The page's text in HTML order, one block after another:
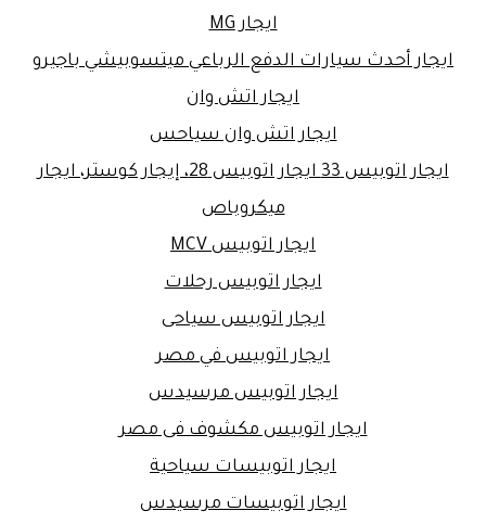
ايجار MG
ايجار أحدث سيارات الدفع الرباعي ميتسوبيشي باجيرو
ايجار اتش وان
ايجار اتش وان سياحس
ايجار اتوبيس 33 ايجار اتوبيس 28، إيجار كوستر، ايجار
ميكروباص
ايجار اتوبيس MCV
ايجار اتوبيس رحلات
ايجار اتوبيس سياحى
ايجار اتوبيس في مصر
ايجار اتوبيس مرسيدس
ايجار اتوبيس مكشوف فى مصر
ايجار اتوبيسات سياحية
ايجار اتوبيسات مرسيدس